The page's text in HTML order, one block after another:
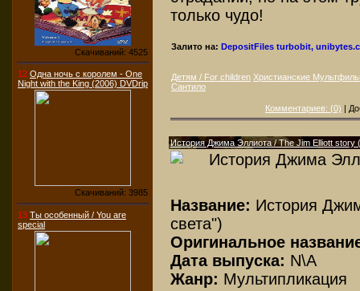
Скачиваний: 4525
12 Одна ночь с королем - One
Night with the King (2006) DVDrip
Скачиваний: 3985
13 Ты особенный / You are
special
только чудо!
Залито на: DepositFiles turbobit,
Детям / For children Христианские
Сантило
Комментариев: (0) |
История Джима Эллиота / The Jim Elliott story
Название: История
света")
Оригинальное
Дата выпуска: N\A
Жанр: Мультипликация